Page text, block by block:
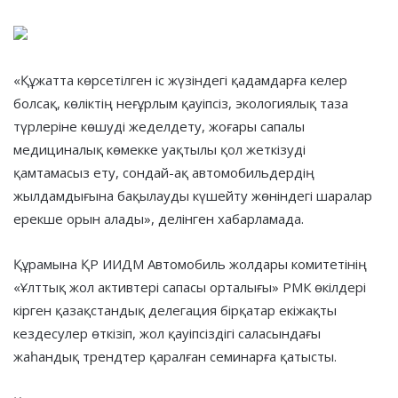
«Құжатта көрсетілген іс жүзіндегі қадамдарға келер
болсақ, көліктің неғұрлым қауіпсіз, экологиялық таза
түрлеріне көшуді жеделдету, жоғары сапалы
медициналық көмекке уақтылы қол жеткізуді
қамтамасыз ету, сондай-ақ автомобильдердің
жылдамдығына бақылауды күшейту жөніндегі шаралар
ерекше орын алады», делінген хабарламада.
Құрамына ҚР ИИДМ Автомобиль жолдары комитетінің
«Ұлттық жол активтері сапасы орталығы» РМК өкілдері
кірген қазақстандық делегация бірқатар екіжақты
кездесулер өткізіп, жол қауіпсіздігі саласындағы
жаһандық трендтер қаралған семинарға қатысты.